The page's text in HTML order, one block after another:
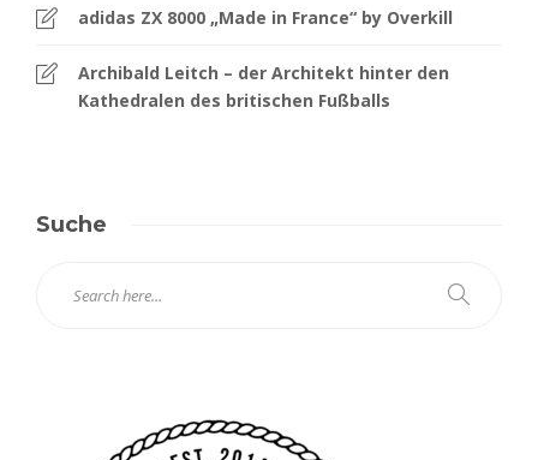
adidas ZX 8000 „Made in France“ by Overkill
Archibald Leitch – der Architekt hinter den
Kathedralen des britischen Fußballs
Suche